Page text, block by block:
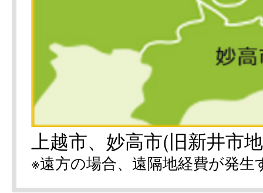
上越市、妙高市(旧新井市
※遠方の場合、遠隔地経費が発